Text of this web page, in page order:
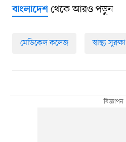
বাংলাদেশথেকে আরও পড়ুন
মেডিকেল কলেজ স্বাস্থ্য সুরক্ষা